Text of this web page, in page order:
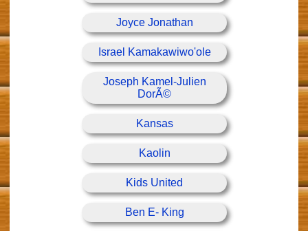
Joyce Jonathan
Israel Kamakawiwo'ole
Joseph Kamel-Julien
DorÃ©
Kansas
Kaolin
Kids United
Ben E- King